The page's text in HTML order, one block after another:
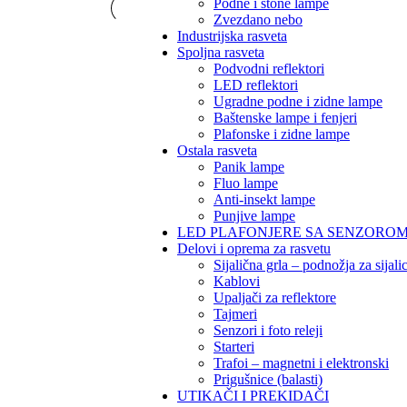
Zvezdano nebo
Industrijska rasveta
Spoljna rasveta
Podvodni reflektori
LED reflektori
Ugradne podne i zidne lampe
Baštenske lampe i fenjeri
Plafonske i zidne lampe
Ostala rasveta
Panik lampe
Fluo lampe
Anti-insekt lampe
Punjive lampe
LED PLAFONJERE SA
Delovi i oprema za rasvetu
Sijalična grla – podnožja za
Kablovi
Upaljači za reflektore
Tajmeri
Senzori i foto releji
Starteri
Trafoi – magnetni i elektronski
Prigušnice (balasti)
UTIKAČI I PREKIDAČI